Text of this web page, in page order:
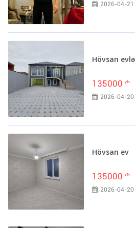
2026-04-21
Hövsan
135000 m
2026-04-20
Hövsan ev
135000 m
2026-04-20